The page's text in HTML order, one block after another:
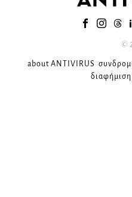
©
about ANTIVIRUS
διαφήμιση